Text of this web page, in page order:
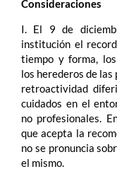
Consideraciones
I. El 9 de
institución el
tiempo y forma,
los herederos de las
retroactividad
cuidados en el
no profesionales.
que acepta la
no se pronuncia
el mismo.